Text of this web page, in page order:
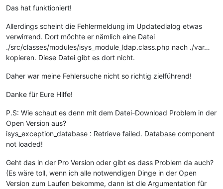
Das hat funktioniert!
Allerdings scheint die Fehlermeldung im Updatedialog etwas
verwirrend. Dort möchte er nämlich eine Datei
./src/classes/modules/isys_module_ldap.class.php nach ./var…
kopieren. Diese Datei gibt es dort nicht.
Daher war meine Fehlersuche nicht so richtig zielführend!
Danke für Eure Hilfe!
P.S: Wie schaut es denn mit dem Datei-Download Problem in der
Open Version aus?
isys_exception_database : Retrieve failed. Database component
not loaded!
Geht das in der Pro Version oder gibt es dass Problem da auch?
(Es wäre toll, wenn ich alle notwendigen Dinge in der Open
Version zum Laufen bekomme, dann ist die Argumentation für